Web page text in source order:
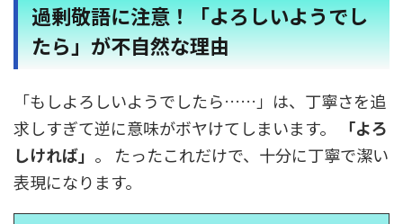
過剰敬語に注意！「よろしいようでし
たら」が不自然な理由
「もしよろしいようでしたら……」は、丁寧さを追
求しすぎて逆に意味がボヤけてしまいます。
「よろ
しければ」 。 たったこれだけで、十分に丁寧で潔い
表現になります。